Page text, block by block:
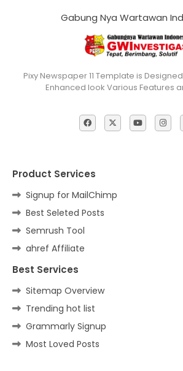
Gabung Nya Wartawan
Pixy Newspaper 11 Template is
Enhanced look Various Features
Product Services
Signup for MailChimp
Best Seleted Posts
Semrush Tool
ahref Affiliate
Best Services
Sitemap Overview
Trending hot list
Grammarly Signup
Most Loved Posts